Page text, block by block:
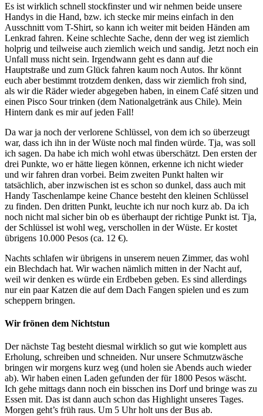
Es ist wirklich schnell stockfinster und wir nehmen beide unsere
Handys in die Hand, bzw. ich stecke mir meins einfach in den
Ausschnitt vom T-Shirt, so kann ich weiter mit beiden Händen am
Lenkrad fahren. Keine schlechte Sache, denn der weg ist ziemlich
holprig und teilweise auch ziemlich weich und sandig. Jetzt noch ein
Unfall muss nicht sein. Irgendwann geht es dann auf die
Hauptstraße und zum Glück fahren kaum noch Autos. Ihr könnt
euch aber bestimmt trotzdem denken, dass wir ziemlich froh sind,
als wir die Räder wieder abgegeben haben, in einem Café sitzen und
einen Pisco Sour trinken (dem Nationalgetränk aus Chile). Mein
Hintern dank es mir auf jeden Fall!
Da war ja noch der verlorene Schlüssel, von dem ich so überzeugt
war, dass ich ihn in der Wüste noch mal finden würde. Tja, was soll
ich sagen. Da habe ich mich wohl etwas überschätzt. Den ersten der
drei Punkte, wo er hätte liegen können, erkenne ich nicht wieder
und wir fahren dran vorbei. Beim zweiten Punkt halten wir
tatsächlich, aber inzwischen ist es schon so dunkel, dass auch mit
Handy Taschenlampe keine Chance besteht den kleinen Schlüssel
zu finden. Den dritten Punkt, leuchte ich nur noch kurz ab. Da ich
noch nicht mal sicher bin ob es überhaupt der richtige Punkt ist. Tja,
der Schlüssel ist wohl weg, verschollen in der Wüste. Er kostet
übrigens 10.000 Pesos (ca. 12 €).
Nachts schlafen wir übrigens in unserem neuen Zimmer, das wohl
ein Blechdach hat. Wir wachen nämlich mitten in der Nacht auf,
weil wir denken es würde ein Erdbeben geben. Es sind allerdings
nur ein paar Katzen die auf dem Dach Fangen spielen und es zum
scheppern bringen.
Wir frönen dem Nichtstun
Der nächste Tag besteht diesmal wirklich so gut wie komplett aus
Erholung, schreiben und schneiden. Nur unsere Schmutzwäsche
bringen wir morgens kurz weg (und holen sie Abends auch wieder
ab). Wir haben einen Laden gefunden der für 1800 Pesos wäscht.
Ich gehe mittags dann noch ein bisschen ins Dorf und bringe was zu
Essen mit. Das ist dann auch schon das Highlight unseres Tages.
Morgen geht’s früh raus. Um 5 Uhr holt uns der Bus ab.